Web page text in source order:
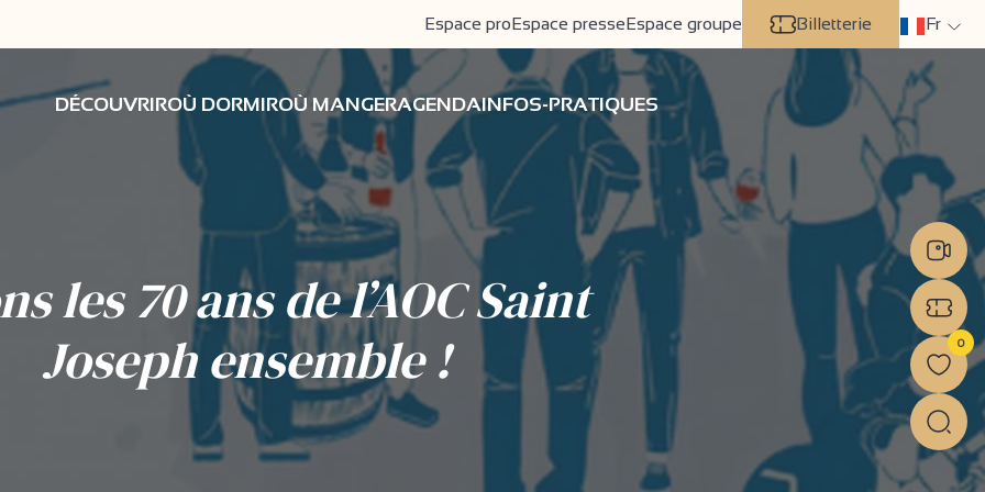
Espace proEspace presseEspace groupe Billetterie Fr
DÉCOUVRIROÙ DORMIROÙ MANGERAGENDAINFOS-PRATIQUES
les 70 ans de l’AOC Saint
Joseph ensemble !
0